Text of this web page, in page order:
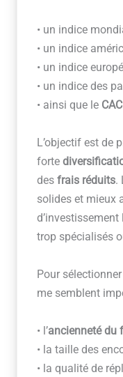
• un indice
• un indice
• un indice
• un indice des
• ainsi que le
L’objectif est de
forte
des frais réduits.
solides et mieux
trop spécialisés
Pour
me semblent
• l’ancienneté du
• la taille des
• la qualité de